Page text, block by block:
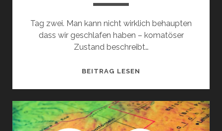
Tag zwei. Man kann nicht wirklich behaupten
dass wir geschlafen haben – komatöser
Zustand beschreibt…
BEITRAG LESEN
3